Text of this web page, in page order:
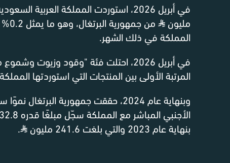
مليون ⃁
من
المملكة في ذلك الشهر.
في أبريل 2026، احتلت فئة "وقود وزيوت
المرتبة الأولى بين المنتجات التي استوردتها
وبنهاية عام 2024، حققت جمهورية
الأجنبي المباشر مع المملكة سجّل مبلغًا قدره 232.8 مليون
بنهاية عام 2023 والتي بلغت 241.6 مليون
⃁
.